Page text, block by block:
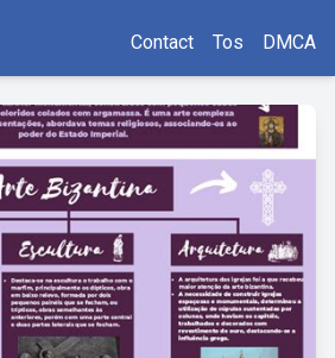
Contact Tos DMCA